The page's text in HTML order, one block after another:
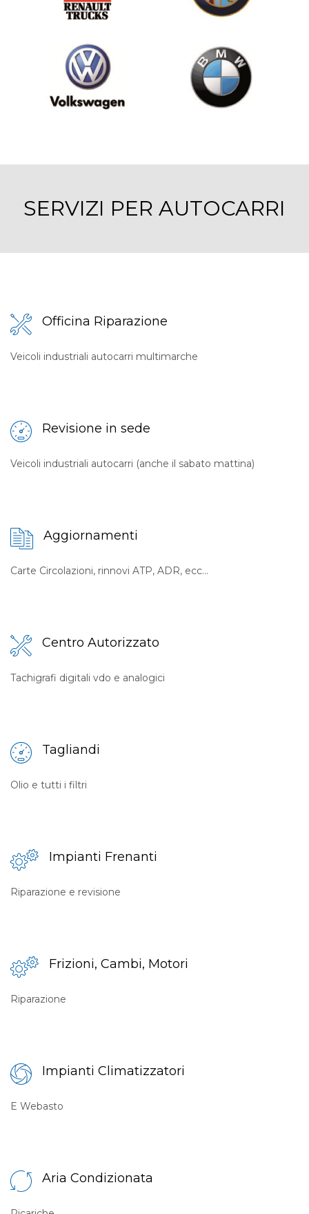
SERVIZI PER AUTOCARRI
Officina Riparazione
Veicoli industriali autocarri multimarche
Revisione in sede
Veicoli industriali autocarri (anche il sabato mattina)
Aggiornamenti
Carte Circolazioni, rinnovi ATP, ADR, ecc...
Centro Autorizzato
Tachigrafi digitali vdo e analogici
Tagliandi
Olio e tutti i filtri
Impianti Frenanti
Riparazione e revisione
Frizioni, Cambi, Motori
Riparazione
Impianti Climatizzatori
E Webasto
Aria Condizionata